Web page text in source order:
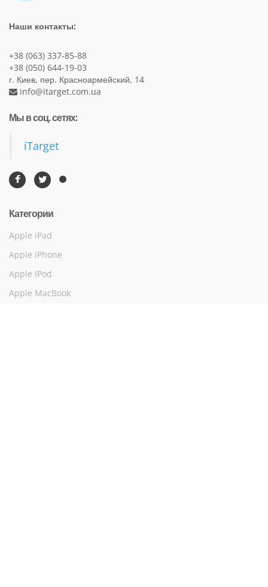
Наши контакты:
+38 (063) 337-85-88
+38 (050) 644-19-03
г. Киев, пер. Красноармейский, 14
info@itarget.com.ua
Мы в соц. сетях:
iTarget
Категории
Apple iPad
Apple iPhone
Apple iPod
Apple MacBook